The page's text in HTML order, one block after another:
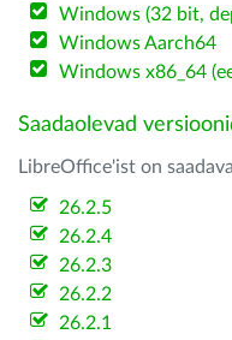
Windows (32 bit,
Windows Aarch64
Windows x86_64
Saadaolevad
LibreOffice'ist on
26.2.5
26.2.4
26.2.3
26.2.2
26.2.1